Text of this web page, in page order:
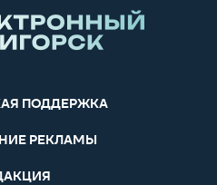
ПОДДЕРЖКА
РЕКЛАМЫ